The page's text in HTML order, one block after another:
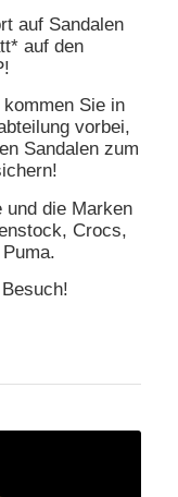
auf Sandalen
auf den
Sie in
vorbei,
Sandalen zum
und die Marken
Crocs,